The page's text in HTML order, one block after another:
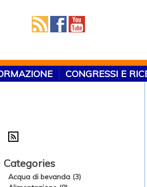
CONGRESSI E
Categories
Acqua di bevanda (3)